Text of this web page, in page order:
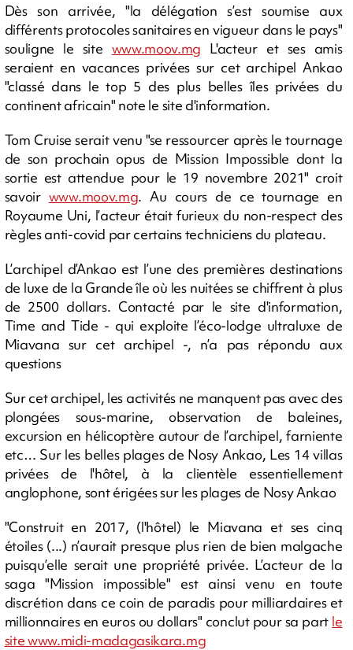
Dès son arrivée, "la délégation s’est soumise aux
différents protocoles sanitaires en vigueur dans le pays"
souligne le site www.moov.mg L'acteur et ses amis
seraient en vacances privées sur cet archipel Ankao
"classé dans le top 5 des plus belles îles privées du
continent africain" note le site d'information.
Tom Cruise serait venu "se ressourcer après le tournage
de son prochain opus de Mission Impossible dont la
sortie est attendue pour le 19 novembre 2021" croit
savoir www.moov.mg. Au cours de ce tournage en
Royaume Uni, l’acteur était furieux du non-respect des
règles anti-covid par certains techniciens du plateau.
L’archipel d’Ankao est l’une des premières destinations
de luxe de la Grande île où les nuitées se chiffrent à plus
de 2500 dollars. Contacté par le site d'information,
Time and Tide - qui exploite l’éco-lodge ultraluxe de
Miavana sur cet archipel -, n’a pas répondu aux
questions
Sur cet archipel, les activités ne manquent pas avec des
plongées sous-marine, observation de baleines,
excursion en hélicoptère autour de l’archipel, farniente
etc… Sur les belles plages de Nosy Ankao, Les 14 villas
privées de l'hôtel, à la clientèle essentiellement
anglophone, sont érigées sur les plages de Nosy Ankao
"Construit en 2017, (l'hôtel) le Miavana et ses cinq
étoiles (...) n’aurait presque plus rien de bien malgache
puisqu’elle serait une propriété privée. L’acteur de la
saga "Mission impossible" est ainsi venu en toute
discrétion dans ce coin de paradis pour milliardaires et
millionnaires en euros ou dollars" conclut pour sa part le
site www.midi-madagasikara.mg